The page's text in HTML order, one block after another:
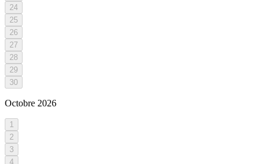
24
25
26
27
28
29
30
Octobre 2026
1
2
3
4